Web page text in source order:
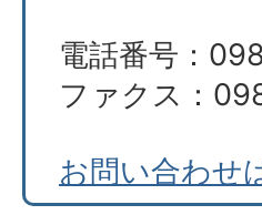
電話番号：
ファクス：
お問い合わせ